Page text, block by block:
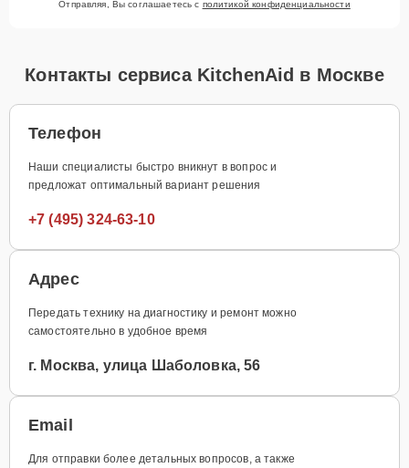
Отправляя, Вы соглашаетесь с политикой конфиденциальности
Контакты сервиса KitchenAid в Москве
Телефон
Наши специалисты быстро вникнут в вопрос и
предложат оптимальный вариант решения
+7 (495) 324-63-10
Адрес
Передать технику на диагностику и ремонт можно
самостоятельно в удобное время
г. Москва, улица Шаболовка, 56
Email
Для отправки более детальных вопросов, а также